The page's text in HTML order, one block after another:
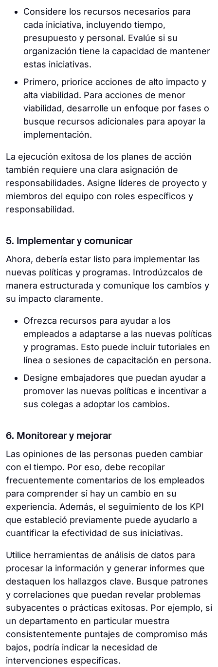
Considere los recursos necesarios para
cada iniciativa, incluyendo tiempo,
presupuesto y personal. Evalúe si su
organización tiene la capacidad de mantener
estas iniciativas.
Primero, priorice acciones de alto impacto y
alta viabilidad. Para acciones de menor
viabilidad, desarrolle un enfoque por fases o
busque recursos adicionales para apoyar la
implementación.
La ejecución exitosa de los planes de acción
también requiere una clara asignación de
responsabilidades. Asigne líderes de proyecto y
miembros del equipo con roles específicos y
responsabilidad.
5. Implementar y comunicar
Ahora, debería estar listo para implementar las
nuevas políticas y programas. Introdúzcalos de
manera estructurada y comunique los cambios y
su impacto claramente.
Ofrezca recursos para ayudar a los
empleados a adaptarse a las nuevas políticas
y programas. Esto puede incluir tutoriales en
línea o sesiones de capacitación en persona.
Designe embajadores que puedan ayudar a
promover las nuevas políticas e incentivar a
sus colegas a adoptar los cambios.
6. Monitorear y mejorar
Las opiniones de las personas pueden cambiar
con el tiempo. Por eso, debe recopilar
frecuentemente comentarios de los empleados
para comprender si hay un cambio en su
experiencia. Además, el seguimiento de los KPI
que estableció previamente puede ayudarlo a
cuantificar la efectividad de sus iniciativas.
Utilice herramientas de análisis de datos para
procesar la información y generar informes que
destaquen los hallazgos clave. Busque patrones
y correlaciones que puedan revelar problemas
subyacentes o prácticas exitosas. Por ejemplo, si
un departamento en particular muestra
consistentemente puntajes de compromiso más
bajos, podría indicar la necesidad de
intervenciones específicas.